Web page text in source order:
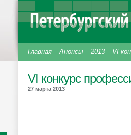
VI конкурс
27 марта 2013
Главная–Анонсы– 2013– VI